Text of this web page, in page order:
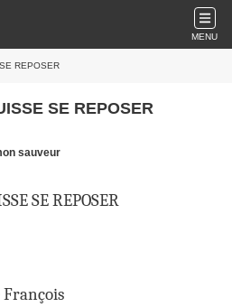
MENU
REPOSER
SE REPOSER
sauveur
SE REPOSER